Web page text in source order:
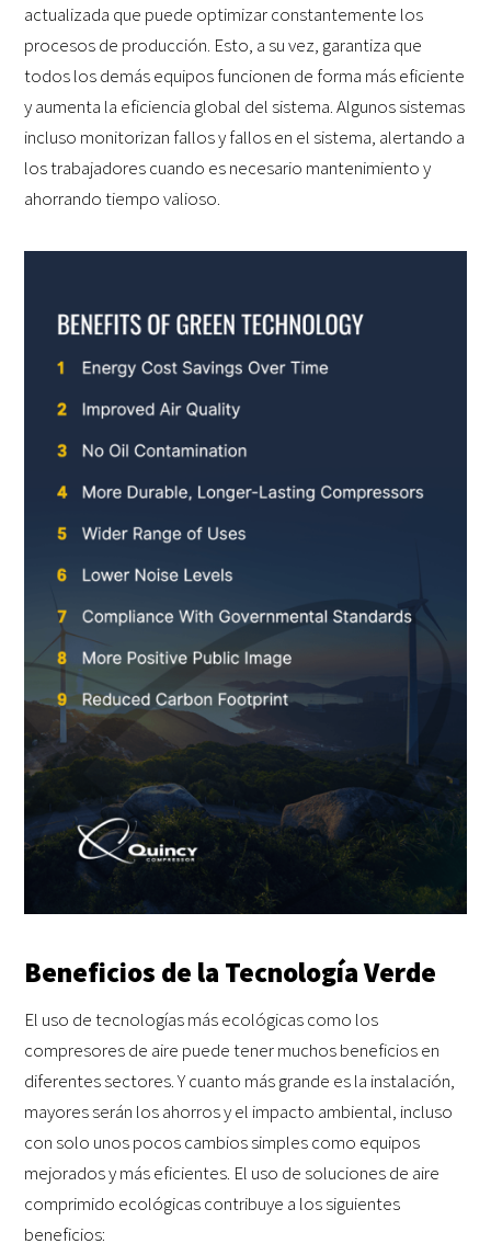
actualizada que puede optimizar constantemente los
procesos de producción. Esto, a su vez, garantiza que
todos los demás equipos funcionen de forma más eficiente
y aumenta la eficiencia global del sistema. Algunos sistemas
incluso monitorizan fallos y fallos en el sistema, alertando a
los trabajadores cuando es necesario mantenimiento y
ahorrando tiempo valioso.
Beneficios de la Tecnología Verde
El uso de tecnologías más ecológicas como los
compresores de aire puede tener muchos beneficios en
diferentes sectores. Y cuanto más grande es la instalación,
mayores serán los ahorros y el impacto ambiental, incluso
con solo unos pocos cambios simples como equipos
mejorados y más eficientes. El uso de soluciones de aire
comprimido ecológicas contribuye a los siguientes
beneficios: